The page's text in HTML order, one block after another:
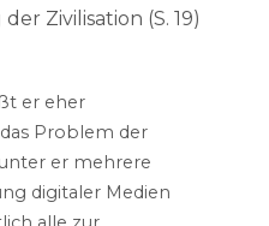
Zivilisation (S. 19)
er eher
Problem der
er mehrere
digitaler Medien